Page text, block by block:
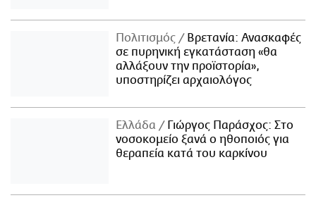
Πολιτισμός
Βρετανία: Ανασκαφές
σε πυρηνική εγκατάσταση «θα
αλλάξουν την προϊστορία»,
υποστηρίζει αρχαιολόγος
Ελλάδα
Γιώργος Παράσχος: Στο
νοσοκομείο ξανά ο ηθοποιός για
θεραπεία κατά του καρκίνου